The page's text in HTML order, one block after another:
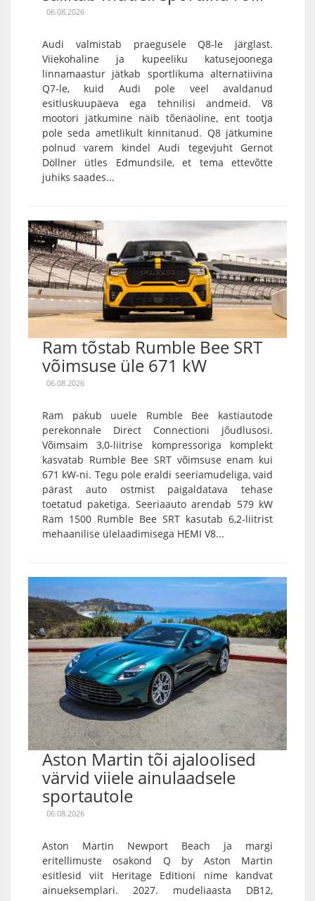
06.08.2026
Audi valmistab praegusele Q8-le järglast.
Viiekohaline ja kupeeliku katusejoonega
linnamaastur jätkab sportlikuma alternatiivina
Q7-le, kuid Audi pole veel avaldanud
esitluskuupäeva ega tehnilisi andmeid. V8
mootori jätkumine näib tõenäoline, ent tootja
pole seda ametlikult kinnitanud. Q8 jätkumine
polnud varem kindel Audi tegevjuht Gernot
Döllner ütles Edmundsile, et tema ettevõtte
juhiks saades...
Ram tõstab Rumble Bee SRT
võimsuse üle 671 kW
06.08.2026
Ram pakub uuele Rumble Bee kastiautode
perekonnale Direct Connectioni jõudlusosi.
Võimsaim 3,0-liitrise kompressoriga komplekt
kasvatab Rumble Bee SRT võimsuse enam kui
671 kW-ni. Tegu pole eraldi seeriamudeliga, vaid
pärast auto ostmist paigaldatava tehase
toetatud paketiga. Seeriaauto arendab 579 kW
Ram 1500 Rumble Bee SRT kasutab 6,2-liitrist
mehaanilise ülelaadimisega HEMI V8...
Aston Martin tõi ajaloolised
värvid viiele ainulaadsele
sportautole
06.08.2026
Aston Martin Newport Beach ja margi
eritellimuste osakond Q by Aston Martin
esitlesid viit Heritage Editioni nime kandvat
ainueksemplari. 2027. mudeliaasta DB12,